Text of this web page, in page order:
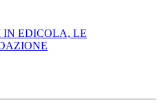
EDICOLA, LE